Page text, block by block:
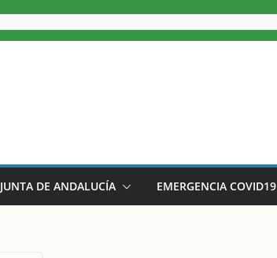
JUNTA DE ANDALUCÍA EMERGENCIA COVID19